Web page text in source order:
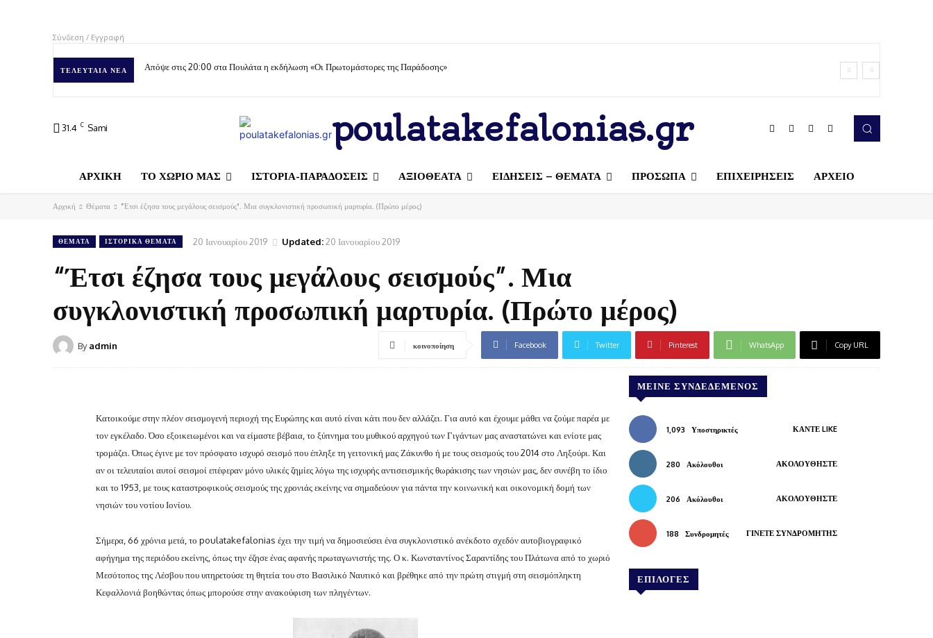
Σύνδεση / Εγγραφή
ΤΕΛΕΥΤΑΊΑ ΝΈΑ Απόψε στις 20:00 στα Πουλάτα η εκδήλωση «Οι Πρωτομάστορες της Παράδοσης»
31.4 C Sami poulatakefalonias.gr
ΑΡΧΙΚΗ ΤΟ ΧΩΡΙΟ ΜΑΣ ΙΣΤΟΡΙΑ-ΠΑΡΑΔΟΣΕΙΣ ΑΞΙΟΘΕΑΤΑ ΕΙΔΗΣΕΙΣ – ΘΕΜΑΤΑ ΠΡΟΣΩΠΑ ΕΠΙΧΕΙΡΗΣΕΙΣ ΑΡΧΕΙΟ
Αρχική Θέματα "Έτσι έζησα τους μεγάλους σεισμούς". Μια συγκλονιστική προσωπική μαρτυρία. (Πρώτο μέρος)
ΘΈΜΑΤΑ ΙΣΤΟΡΙΚΆ ΘΈΜΑΤΑ 20 Ιανουαρίου 2019 Updated:20 Ιανουαρίου 2019
“Έτσι έζησα τους μεγάλους σεισμούς”. Μια
συγκλονιστική προσωπική μαρτυρία. (Πρώτο μέρος)
By admin κοινοποίηση Facebook Twitter Pinterest WhatsApp Copy URL
Κατοικούμε στην πλέον σεισμογενή περιοχή της Ευρώπης και αυτό είναι κάτι που δεν αλλάζει. Για αυτό και έχουμε μάθει να ζούμε παρέα με
τον εγκέλαδο. Όσο εξοικειωμένοι και να είμαστε βέβαια, το ξύπνημα του μυθικού αρχηγού των Γιγάντων μας αναστατώνει και ενίοτε μας
τρομάζει. Όπως έγινε με τον πρόσφατο ισχυρό σεισμό που έπληξε τη γειτονική μας Ζάκυνθο ή με τους σεισμούς του 2014 στο Ληξούρι. Και
αν οι τελευταίοι αυτοί σεισμοί επέφεραν μόνο υλικές ζημίες λόγω της ισχυρής αντισεισμικής θωράκισης των νησιών μας, δεν συνέβη το ίδιο
και το 1953, με τους καταστροφικούς σεισμούς της χρονιάς εκείνης να σημαδεύουν για πάντα την κοινωνική και οικονομική δομή των
νησιών του νοτίου Ιονίου.
Σήμερα, 66 χρόνια μετά, το poulatakefalonias έχει την τιμή να δημοσιεύσει ένα συγκλονιστικό ανέκδοτο σχεδόν αυτοβιογραφικό
αφήγημα της περιόδου εκείνης, όπως την έζησε ένας αφανής πρωταγωνιστής της. Ο κ. Κωνσταντίνος Σαραντίδης του Πλάτωνα από το χωριό
Μεσότοπος της Λέσβου που υπηρετούσε τη θητεία του στο Βασιλικό Ναυτικό και βρέθηκε από την πρώτη στιγμή στη σεισμόπληκτη
Κεφαλλονιά βοηθώντας όπως μπορούσε στην ανακούφιση των πληγέντων.
ΜΕΊΝΕ ΣΥΝΔΕΔΕΜΈΝΟΣ
1,093 Υποστηρικτές ΚΆΝΤΕ LIKE
280 Ακόλουθοι ΑΚΟΛΟΥΘΉΣΤΕ
206 Ακόλουθοι ΑΚΟΛΟΥΘΉΣΤΕ
188 Συνδρομητές ΓΊΝΕΤΕ ΣΥΝΔΡΟΜΗΤΉΣ
ΕΠΙΛΟΓΕΣ